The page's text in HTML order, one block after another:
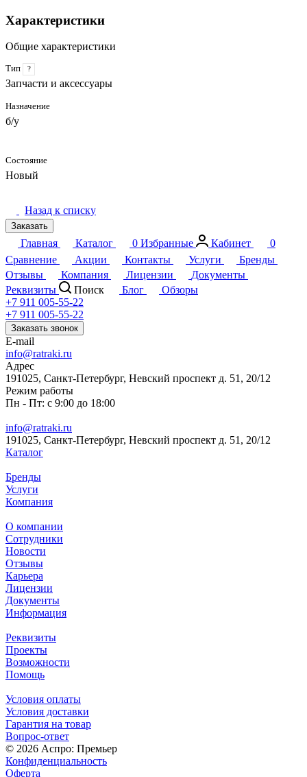
Характеристики
Общие характеристики
Тип ?
Запчасти и аксессуары
Назначение
б/у
Состояние
Новый
Назад к списку
Заказать
Главная Каталог 0 Избранные Кабинет
0
Сравнение
Акции Контакты Услуги
Бренды
Отзывы
Компания Лицензии
Документы
Реквизиты
Поиск Блог
Обзоры
+7 911 005-55-22
+7 911 005-55-22
Заказать звонок
E-mail
info@ratraki.ru
Адрес
191025, Санкт-Петербург, Невский проспект д. 51, 20/12
Режим работы
Пн - Пт: с 9:00 до 18:00
info@ratraki.ru
191025, Санкт-Петербург, Невский проспект д. 51, 20/12
Каталог
Бренды
Услуги
Компания
О компании
Сотрудники
Новости
Отзывы
Карьера
Лицензии
Документы
Информация
Реквизиты
Проекты
Возможности
Помощь
Условия оплаты
Условия доставки
Гарантия на товар
Вопрос-ответ
© 2026 Аспро: Премьер
Конфиденциальность
Оферта